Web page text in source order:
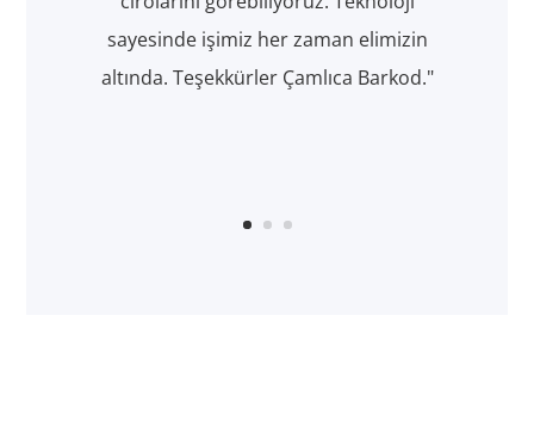
sayesinde işimiz her zaman elimizin
altında. Teşekkürler Çamlıca Barkod."